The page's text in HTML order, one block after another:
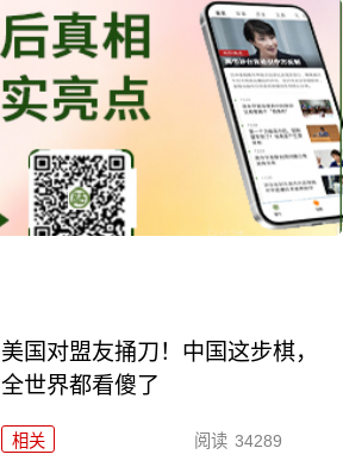
美国对盟友捅刀！中国这步棋，
全世界都看傻了
相关 阅读 34289